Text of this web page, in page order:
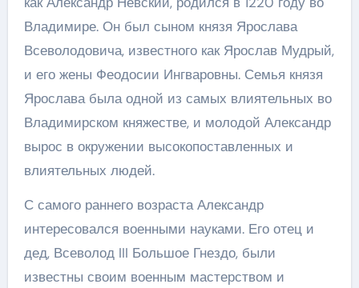
Владимире. Он был сыном князя Ярослава
Всеволодовича, известного как Ярослав Мудрый,
и его жены Феодосии Ингваровны. Семья князя
Ярослава была одной из самых влиятельных во
Владимирском княжестве, и молодой Александр
вырос в окружении высокопоставленных и
влиятельных людей.
С самого раннего возраста Александр
интересовался военными науками. Его отец и
дед, Всеволод III Большое Гнездо, были
известны своим военным мастерством и